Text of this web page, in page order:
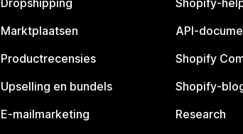
Dropshipping
Marktplaatsen
Productrecensies
Upselling en bundels
E-mailmarketing
Shopify-
API-
Shopify
Shopify-
Research